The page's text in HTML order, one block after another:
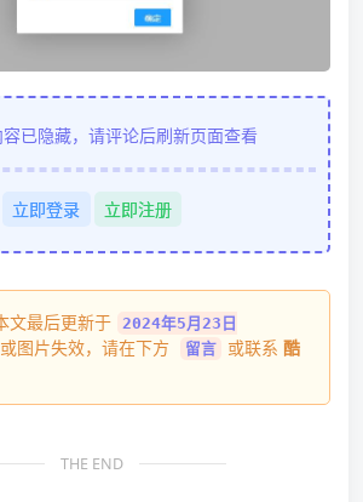
已隐藏，请评论后刷新页面查看
立即登录 立即注册
文最后更新于
2024年5月23日
图片失效，请在下方 留言 或联系 酷
THE END